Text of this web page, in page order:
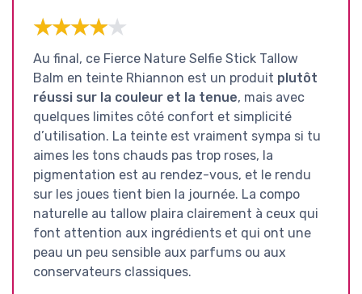
★★★★★
★★★★★
Au final, ce Fierce Nature Selfie Stick Tallow
Balm en teinte Rhiannon est un produit plutôt
réussi sur la couleur et la tenue, mais avec
quelques limites côté confort et simplicité
d’utilisation. La teinte est vraiment sympa si tu
aimes les tons chauds pas trop roses, la
pigmentation est au rendez-vous, et le rendu
sur les joues tient bien la journée. La compo
naturelle au tallow plaira clairement à ceux qui
font attention aux ingrédients et qui ont une
peau un peu sensible aux parfums ou aux
conservateurs classiques.